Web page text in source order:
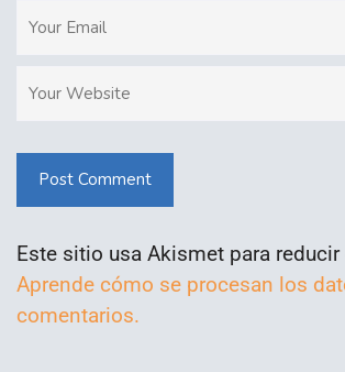
Post Comment
Este sitio usa Akismet para
Aprende cómo se procesan los
comentarios.